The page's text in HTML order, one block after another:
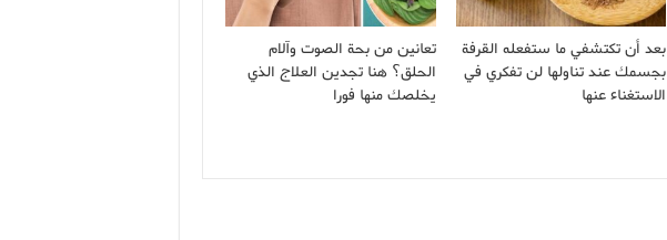
بعد أن تكتشفي ما ستفعله القرفة
بجسمك عند تناولها لن تفكري في
الاستغناء عنها
تعانين من بحة الصوت وآلام
الحلق؟ هنا تجدين العلاج الذي
يخلصك منها فورا